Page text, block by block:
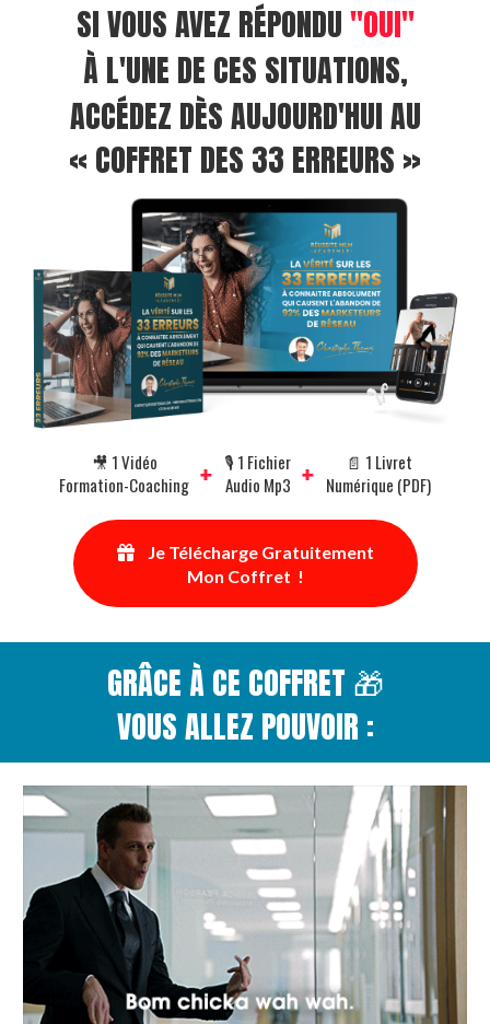
SI VOUS AVEZ RÉPONDU"OUI"
À L'UNE DE CES SITUATIONS,
ACCÉDEZ DÈS AUJOURD'HUI AU
« COFFRET DES 33 ERREURS »
🎥 1 Vidéo
Formation-Coaching +
🎙 1 Fichier
Audio Mp3 +
📄 1 Livret
Numérique (PDF)
Je Télécharge Gratuitement
Mon Coffret !
GRÂCE À CE COFFRET 🎁
VOUS ALLEZ POUVOIR :